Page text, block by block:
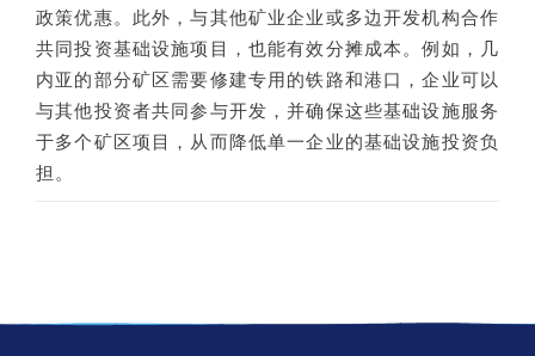
政策优惠。此外，与其他矿业企业或多边开发机构合作
共同投资基础设施项目，也能有效分摊成本。例如，几
内亚的部分矿区需要修建专用的铁路和港口，企业可以
与其他投资者共同参与开发，并确保这些基础设施服务
于多个矿区项目，从而降低单一企业的基础设施投资负
担。